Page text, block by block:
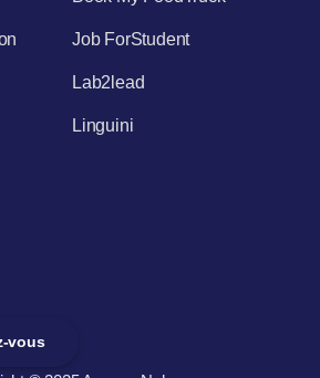
Job ForStudent
Lab2lead
Linguini
vous